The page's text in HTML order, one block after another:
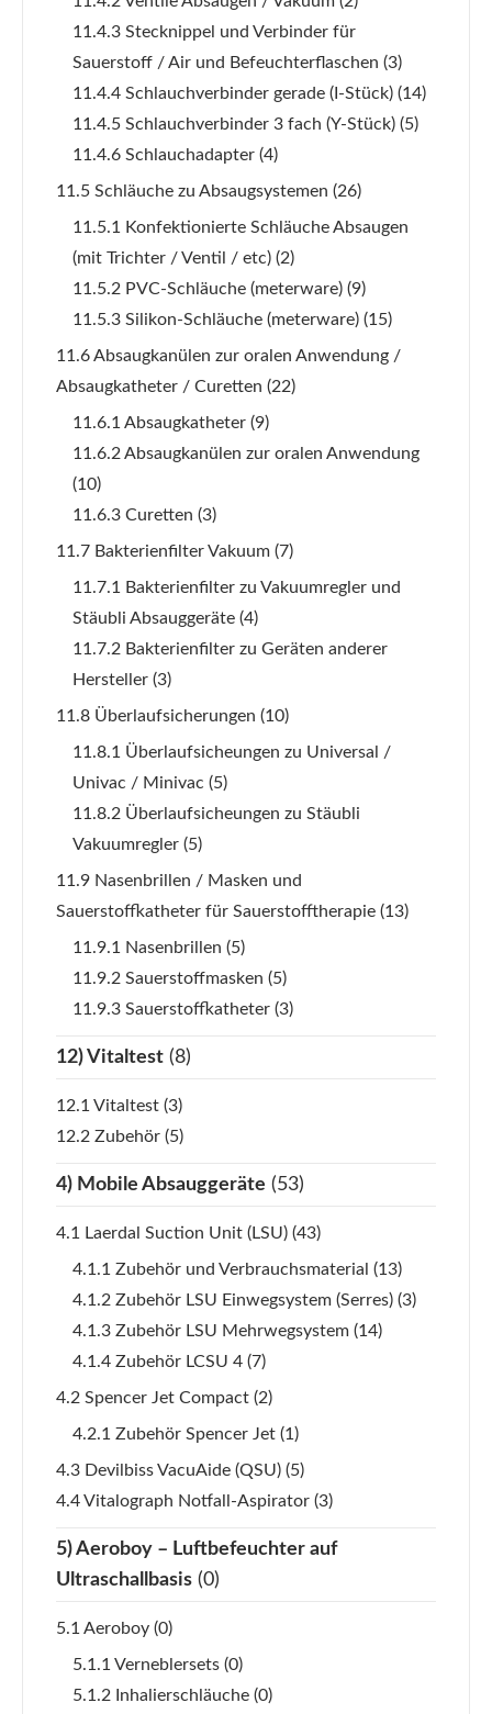
11.4.3 Stecknippel und Verbinder für
Sauerstoff / Air und Befeuchterflaschen (3)
11.4.4 Schlauchverbinder gerade (I-Stück) (14)
11.4.5 Schlauchverbinder 3 fach (Y-Stück) (5)
11.4.6 Schlauchadapter (4)
11.5 Schläuche zu Absaugsystemen (26)
11.5.1 Konfektionierte Schläuche Absaugen
(mit Trichter / Ventil / etc) (2)
11.5.2 PVC-Schläuche (meterware) (9)
11.5.3 Silikon-Schläuche (meterware) (15)
11.6 Absaugkanülen zur oralen Anwendung /
Absaugkatheter / Curetten (22)
11.6.1 Absaugkatheter (9)
11.6.2 Absaugkanülen zur oralen Anwendung
(10)
11.6.3 Curetten (3)
11.7 Bakterienfilter Vakuum (7)
11.7.1 Bakterienfilter zu Vakuumregler und
Stäubli Absauggeräte (4)
11.7.2 Bakterienfilter zu Geräten anderer
Hersteller (3)
11.8 Überlaufsicherungen (10)
11.8.1 Überlaufsicheungen zu Universal /
Univac / Minivac (5)
11.8.2 Überlaufsicheungen zu Stäubli
Vakuumregler (5)
11.9 Nasenbrillen / Masken und
Sauerstoffkatheter für Sauerstofftherapie (13)
11.9.1 Nasenbrillen (5)
11.9.2 Sauerstoffmasken (5)
11.9.3 Sauerstoffkatheter (3)
12) Vitaltest (8)
12.1 Vitaltest (3)
12.2 Zubehör (5)
4) Mobile Absauggeräte (53)
4.1 Laerdal Suction Unit (LSU) (43)
4.1.1 Zubehör und Verbrauchsmaterial (13)
4.1.2 Zubehör LSU Einwegsystem (Serres) (3)
4.1.3 Zubehör LSU Mehrwegsystem (14)
4.1.4 Zubehör LCSU 4 (7)
4.2 Spencer Jet Compact (2)
4.2.1 Zubehör Spencer Jet (1)
4.3 Devilbiss VacuAide (QSU) (5)
4.4 Vitalograph Notfall-Aspirator (3)
5) Aeroboy – Luftbefeuchter auf
Ultraschallbasis (0)
5.1 Aeroboy (0)
5.1.1 Verneblersets (0)
5.1.2 Inhalierschläuche (0)